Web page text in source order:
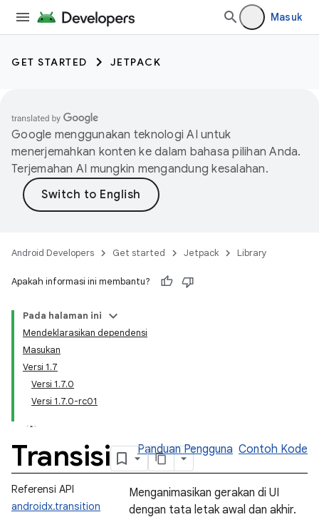
Masuk
GET STARTED JETPACK
Google menggunakan teknologi AI untuk
menerjemahkan konten ke dalam bahasa pilihan Anda.
Terjemahan AI mungkin mengandung kesalahan.
Android Developers Get started Jetpack Library
Apakah informasi ini membantu?
Pada halaman ini
Mendeklarasikan dependensi
Masukan
Versi 1.7
Versi 1.7.0
Versi 1.7.0-rc01
Transisi Panduan Pengguna Contoh Kode
Referensi API
androidx.transition
Menganimasikan gerakan di UI
dengan tata letak awal dan akhir.